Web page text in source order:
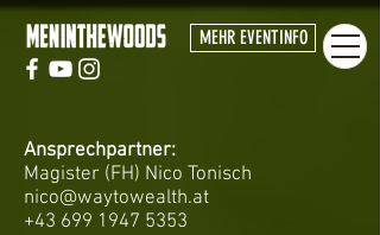
MEHR EVENTINFO
Ansprechpartner:
Magister​ (FH) Nico Tonisch
nico@waytowealth.at
+43 699 1947 5353